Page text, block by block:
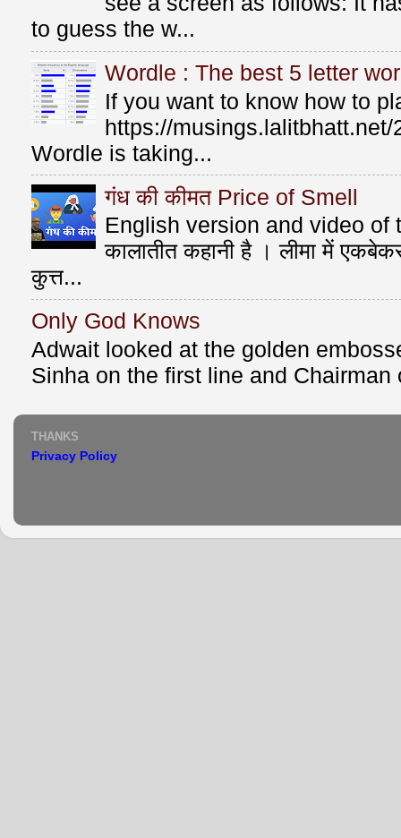
to guess the w...
Wordle : The best 5 letter
If you want to know how to
https://
Wordle is taking...
गंध की कीमत Price of Smell
English version and video
कालातीत कहानी है । लीमा में
कुत्त...
Only God Knows
Adwait looked at the golden
Sinha on the first line and
THANKS
Privacy Policy